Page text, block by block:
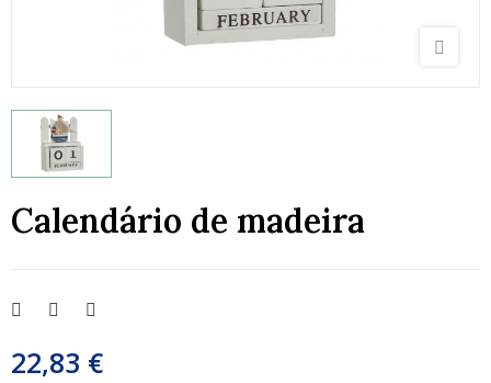
Calendário de madeira
22,83 €